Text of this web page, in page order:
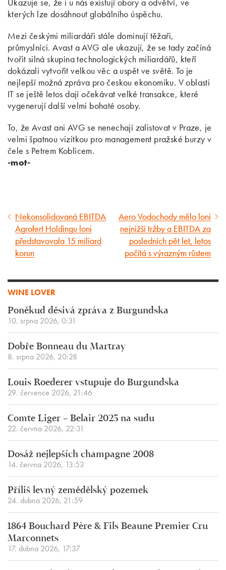
kterých lze dosáhnout globálního úspěchu.
Mezi českými miliardáři stále dominují těžaři,
průmyslníci. Avast a AVG ale ukazují, že se tady začíná
tvořit silná skupina technologických miliardářů, kteří
dokázali vytvořit velkou věc a uspět ve světě. To je
nejlepší možná zpráva pro českou ekonomiku. V oblasti
IT se ještě letos dají očekávat velké transakce, které
vygenerují další velmi bohaté osoby.
To, že Avast ani AVG se nenechají zalistovat v Praze, je
velmi špatnou vizitkou pro management pražské burzy v
čele s Petrem Koblicem.
-mot-
Předcházející
článek
Nekonsolidovaná EBITDA
Agrofert Holdingu loni
představovala 15 miliard
korun
Následující
článek
Aero Vodochody mělo loni
nejnižší tržby a EBITDA za
posledních pět let, letos
počítá s výrazným růstem
WINE LOVER
Poněkud děsivá zpráva z Burgundska
10. srpna 2026, 0:31
Dobře Bonneau du Martray
8. srpna 2026, 20:28
Louis Roederer vstupuje do Burgundska
29. července 2026, 21:46
Comte Liger – Belair 2025 na sudu
22. června 2026, 22:31
Dosáž nejlepších champagne 2008
14. června 2026, 13:53
Příliš levný zemědělský pozemek
24. dubna 2026, 21:59
1864 Bouchard Père & Fils Beaune Premier Cru
Marconnets
17. dubna 2026, 17:37